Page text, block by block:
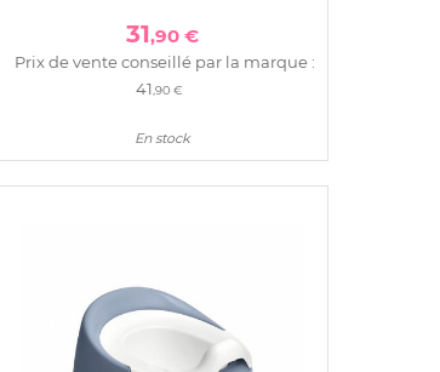
31,90 €
Prix de vente conseillé par la marque :
41 ,90 €
En stock